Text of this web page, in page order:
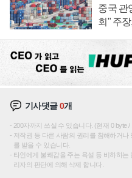
중국 관
회" 주
기사댓글0개
200자까지 쓰실 수 있습니다. (현재 0 byte /
저작권 등 다른 사람의 권리를 침해하거
를 받을 수 있습니다.
타인에게 불쾌감을 주는 욕설 등 비하하
리자의 판단에 의해 삭제 합니다.